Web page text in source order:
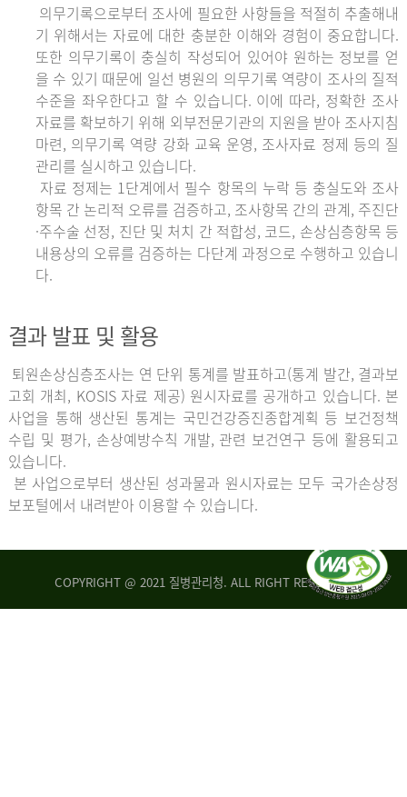
의무기록으로부터 조사에 필요한 사항들을 적절히 추출해내
기 위해서는 자료에 대한 충분한 이해와 경험이 중요합니다.
또한 의무기록이 충실히 작성되어 있어야 원하는 정보를 얻
을 수 있기 때문에 일선 병원의 의무기록 역량이 조사의 질적
수준을 좌우한다고 할 수 있습니다. 이에 따라, 정확한 조사
자료를 확보하기 위해 외부전문기관의 지원을 받아 조사지침
마련, 의무기록 역량 강화 교육 운영, 조사자료 정제 등의 질
관리를 실시하고 있습니다.
자료 정제는 1단계에서 필수 항목의 누락 등 충실도와 조사
항목 간 논리적 오류를 검증하고, 조사항목 간의 관계, 주진단
·주수술 선정, 진단 및 처치 간 적합성, 코드, 손상심층항목 등
내용상의 오류를 검증하는 다단계 과정으로 수행하고 있습니
다.
결과 발표 및 활용
퇴원손상심층조사는 연 단위 통계를 발표하고(통계 발간, 결과보
고회 개최, KOSIS 자료 제공) 원시자료를 공개하고 있습니다. 본
사업을 통해 생산된 통계는 국민건강증진종합계획 등 보건정책
수립 및 평가, 손상예방수칙 개발, 관련 보건연구 등에 활용되고
있습니다.
본 사업으로부터 생산된 성과물과 원시자료는 모두 국가손상정
보포털에서 내려받아 이용할 수 있습니다.
COPYRIGHT @ 2021 질병관리청. ALL RIGHT RESERVED